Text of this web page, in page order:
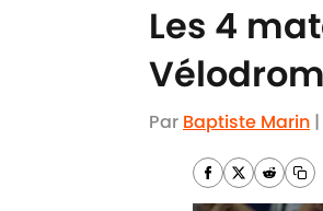
Les 4
Par Baptiste Marin |